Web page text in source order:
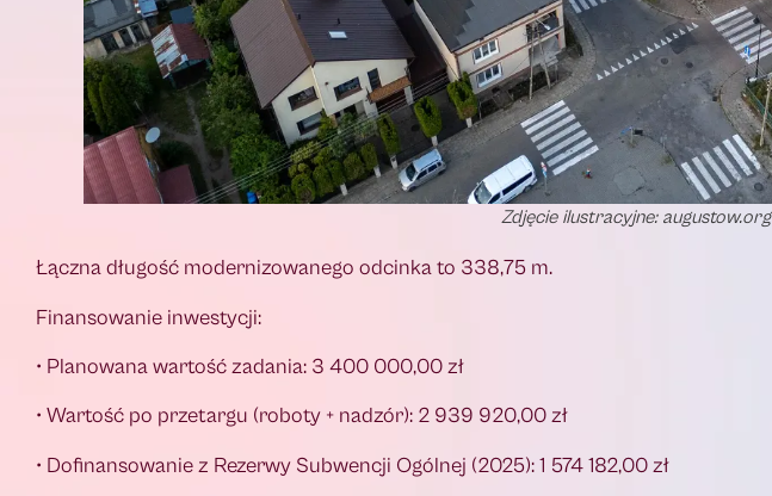
Zdjęcie ilustracyjne: augustow.org
Łączna długość modernizowanego odcinka to 338,75 m.
Finansowanie inwestycji:
• Planowana wartość zadania: 3 400 000,00 zł
• Wartość po przetargu (roboty + nadzór): 2 939 920,00 zł
• Dofinansowanie z Rezerwy Subwencji Ogólnej (2025): 1 574 182,00 zł